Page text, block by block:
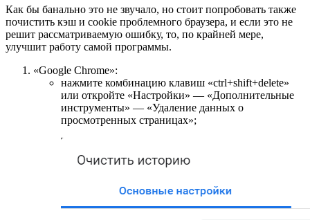
Как бы банально это не звучало, но стоит попробовать также
почистить кэш и cookie проблемного браузера, и если это не
решит рассматриваемую ошибку, то, по крайней мере,
улучшит работу самой программы.
«Google Chrome»:
нажмите комбинацию клавиш «ctrl+shift+delete»
или откройте «Настройки» — «Дополнительные
инструменты» — «Удаление данных о
просмотренных страницах»;